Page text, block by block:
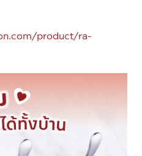
product/ra-